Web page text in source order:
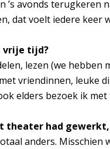
’s avonds terugkeren
dat voelt iedere keer
vrije tijd?
lezen (we hebben
vriendinnen, leuke
elders bezoek ik
theater had
anders. Misschien